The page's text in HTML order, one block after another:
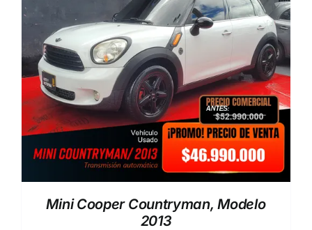
Mini Cooper Countryman, Modelo
2013